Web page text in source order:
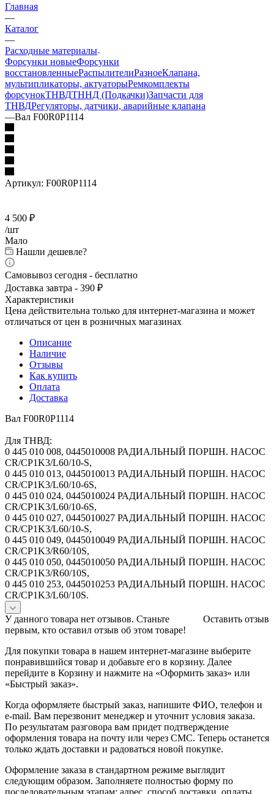
Главная
—
Каталог
—
Расходные материалы
Форсунки новыеФорсунки
восстановленныеРаспылителиРазноеКлапана,
мультипликаторы, актуаторыРемкомплекты
форсунокТНВДТННД (Подкачки)Запчасти для
ТНВДРегуляторы, датчики, аварийные клапана
—Вал F00R0P1114
Артикул: F00R0P1114
4 500 ₽
/шт
Мало
Нашли дешевле?
Самовывоз сегодня - бесплатно
Доставка завтра - 390 ₽
Характеристики
Цена действительна только для интернет-магазина и может
отличаться от цен в розничных магазинах
Описание
Наличие
Отзывы
Как купить
Оплата
Доставка
Вал F00R0P1114
Для ТНВД:
0 445 010 008, 0445010008 РАДИАЛЬНЫЙ ПОРШН. НАСОС
CR/CP1K3/L60/10-S,
0 445 010 013, 0445010013 РАДИАЛЬНЫЙ ПОРШН. НАСОС
CR/CP1K3/L60/10-6S,
0 445 010 024, 0445010024 РАДИАЛЬНЫЙ ПОРШН. НАСОС
CR/CP1K3/L60/10-6S,
0 445 010 027, 0445010027 РАДИАЛЬНЫЙ ПОРШН. НАСОС
CR/CP1K3/L60/10-S,
0 445 010 049, 0445010049 РАДИАЛЬНЫЙ ПОРШН. НАСОС
CR/CP1K3/R60/10S,
0 445 010 050, 0445010050 РАДИАЛЬНЫЙ ПОРШН. НАСОС
CR/CP1K3/R60/10S,
0 445 010 253, 0445010253 РАДИАЛЬНЫЙ ПОРШН. НАСОС
CR/CP1K3/L60/10S.
Оставить отзыв
У данного товара нет отзывов. Станьте
первым, кто оставил отзыв об этом товаре!
Для покупки товара в нашем интернет-магазине выберите
понравившийся товар и добавьте его в корзину. Далее
перейдите в Корзину и нажмите на «Оформить заказ» или
«Быстрый заказ».
Когда оформляете быстрый заказ, напишите ФИО, телефон и
e-mail. Вам перезвонит менеджер и уточнит условия заказа.
По результатам разговора вам придет подтверждение
оформления товара на почту или через СМС. Теперь останется
только ждать доставки и радоваться новой покупке.
Оформление заказа в стандартном режиме выглядит
следующим образом. Заполняете полностью форму по
последовательным этапам: адрес, способ доставки, оплаты,